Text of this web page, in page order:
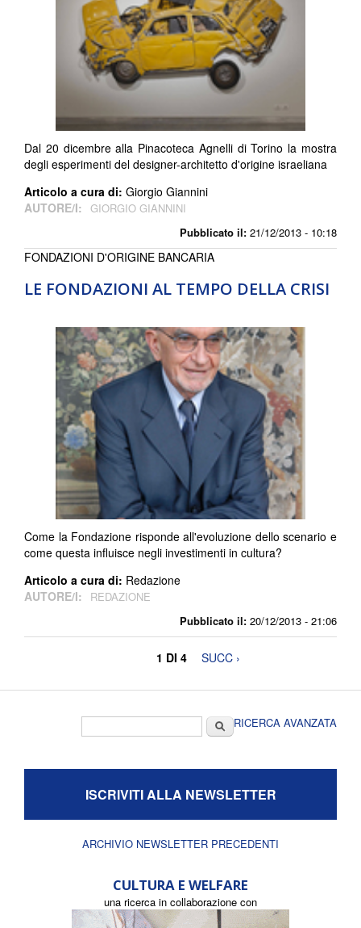
Pubblicato il: 21/12/2013 - 10:18
Dal 20 dicembre alla Pinacoteca Agnelli di Torino la mostra
degli esperimenti del designer-architetto d'origine israeliana
Articolo a cura di: Giorgio Giannini
AUTORE/I: GIORGIO GIANNINI
LE FONDAZIONI AL TEMPO DELLA CRISI
Pubblicato il: 20/12/2013 - 21:06
FONDAZIONI D'ORIGINE BANCARIA
Come la Fondazione risponde all'evoluzione dello scenario e
come questa influisce negli investimenti in cultura?
Articolo a cura di: Redazione
AUTORE/I:
REDAZIONE
1 DI 4 SUCC ›
CercaRICERCA AVANZATA
ISCRIVITI ALLA NEWSLETTER
ARCHIVIO NEWSLETTER PRECEDENTI
CULTURA E WELFARE
una ricerca in collaborazione con